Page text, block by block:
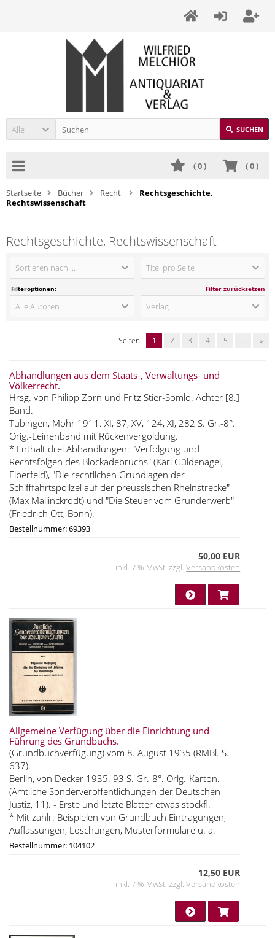
Alle SUCHEN
(0)
(0)
Startseite Bücher Recht
Rechtsgeschichte,
Rechtswissenschaft
Rechtsgeschichte, Rechtswissenschaft
Sortieren nach ... Titel pro Seite
Filteroptionen: Filter zurücksetzen
Alle Autoren Verlag
Seiten: 1 2 3 4 5 ... »
Abhandlungen aus dem Staats-, Verwaltungs- und
Völkerrecht.
Hrsg. von Philipp Zorn und Fritz Stier-Somlo. Achter [8.]
Band.
Tübingen, Mohr 1911. XI, 87, XV, 124, XI, 282 S. Gr.-8°.
Orig.-Leinenband mit Rückenvergoldung.
* Enthält drei Abhandlungen: "Verfolgung und
Rechtsfolgen des Blockadebruchs" (Karl Güldenagel,
Elberfeld), "Die rechtlichen Grundlagen der
Schifffahrtspolizei auf der preussischen Rheinstrecke"
(Max Mallinckrodt) und "Die Steuer vom Grunderwerb"
(Friedrich Ott, Bonn).
Bestellnummer: 69393
50,00 EUR
inkl. 7 % MwSt. zzgl.Versandkosten
Allgemeine Verfügung über die Einrichtung und
Führung des Grundbuchs.
(Grundbuchverfügung) vom 8. August 1935 (RMBl. S.
637).
Berlin, von Decker 1935. 93 S. Gr.-8°. Orig.-Karton.
(Amtliche Sonderveröffentlichungen der Deutschen
Justiz, 11). - Erste und letzte Blätter etwas stockfl.
* Mit zahlr. Beispielen von Grundbuch Eintragungen,
Auflassungen, Löschungen, Musterformulare u. a.
Bestellnummer: 104102
12,50 EUR
inkl. 7 % MwSt. zzgl.Versandkosten